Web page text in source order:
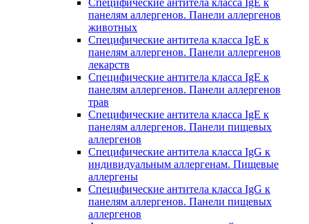
Специфические антитела класса IgE к
панелям аллергенов. Панели аллергенов
животных
Специфические антитела класса IgE к
панелям аллергенов. Панели аллергенов
лекарств
Специфические антитела класса IgE к
панелям аллергенов. Панели аллергенов
трав
Специфические антитела класса IgE к
панелям аллергенов. Панели пищевых
аллергенов
Специфические антитела класса IgG к
индивидуальным аллергенам. Пищевые
аллергены
Специфические антитела класса IgG к
панелям аллергенов. Панели пищевых
аллергенов